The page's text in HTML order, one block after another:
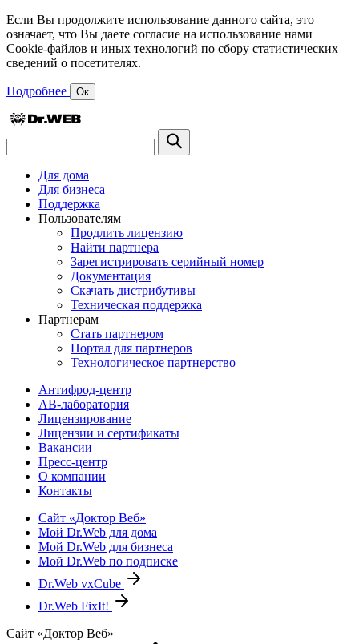
Если Вы продолжите использование данного сайта, это
означает, что Вы даете согласие на использование нами
Cookie-файлов и иных технологий по сбору статистических
сведений о посетителях.
Подробнее Ок
Для дома
Для бизнеса
Поддержка
Пользователям
Продлить лицензию
Найти партнера
Зарегистрировать серийный номер
Документация
Скачать дистрибутивы
Техническая поддержка
Партнерам
Стать партнером
Портал для партнеров
Технологическое партнерство
Антифрод-центр
АВ-лаборатория
Лицензирование
Лицензии и сертификаты
Вакансии
Пресс-центр
О компании
Контакты
Сайт «Доктор Веб»
Мой Dr.Web для дома
Мой Dr.Web для бизнеса
Мой Dr.Web по подписке
Dr.Web vxCube
Dr.Web FixIt!
Сайт «Доктор Веб»